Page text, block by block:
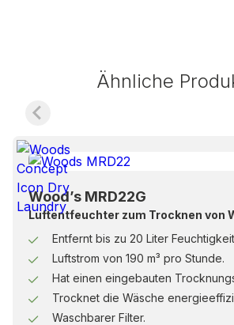
Ähnliche
Wood’s MRD22G
Luftentfeuchter zum Trocknen von
Entfernt bis zu 20 Liter
Luftstrom von 190 m³ pro Stunde.
Hat einen eingebauten
Trocknet die Wäsche
Waschbarer Filter.